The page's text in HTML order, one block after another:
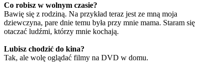
Co robisz w wolnym czasie?
Bawię się z rodziną. Na przykład teraz jest ze mną moja
dziewczyna, pare dnie temu była przy mnie mama. Staram się
otaczać ludźmi, którzy mnie kochają.
Lubisz chodzić do kina?
Tak, ale wolę oglądać filmy na DVD w domu.